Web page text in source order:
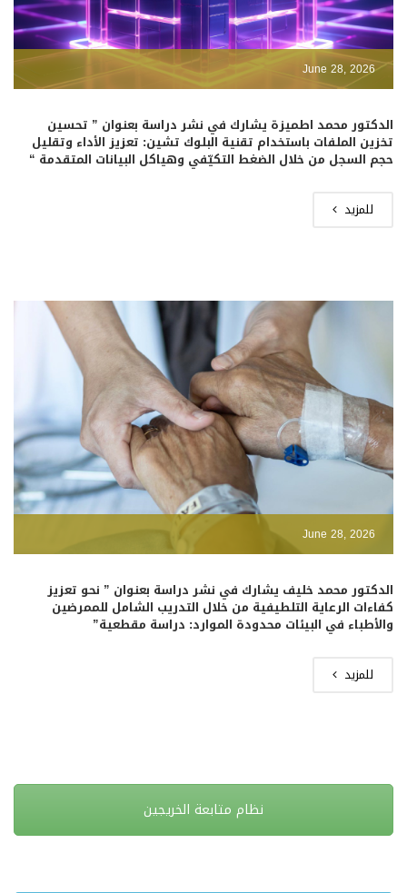
June 28, 2026
الدكتور محمد اطميزة يشارك في نشر دراسة بعنوان ” تحسين
تخزين الملفات باستخدام تقنية البلوك تشين: تعزيز الأداء وتقليل
حجم السجل من خلال الضغط التكيّفي وهياكل البيانات المتقدمة “
للمزيد
June 28, 2026
الدكتور محمد خليف يشارك في نشر دراسة بعنوان ” نحو تعزيز
كفاءات الرعاية التلطيفية من خلال التدريب الشامل للممرضين
والأطباء في البيئات محدودة الموارد: دراسة مقطعية”
للمزيد
نظام متابعة الخريجين